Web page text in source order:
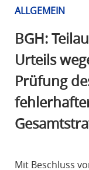
ALLGEMEIN
BGH:
Urteils
Prüfung
Mit Beschluss